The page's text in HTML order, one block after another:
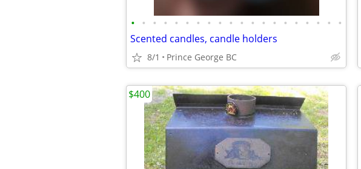
• • • • • • • • • • • • • • • • • • • •
Scented candles, candle holders
8/1 Prince George BC
$400